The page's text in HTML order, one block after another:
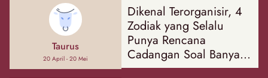
Taurus
20 April - 20 Mei
Dikenal Terorganisir, 4
Zodiak yang Selalu
Punya Rencana
Cadangan Soal Banyak
Hal